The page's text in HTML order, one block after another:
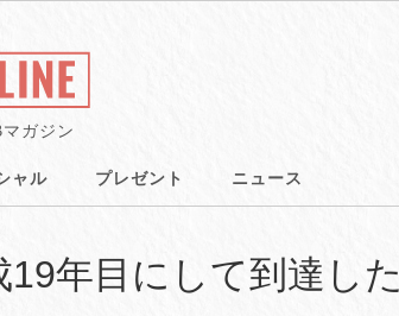
ガジン
ャル プレゼント ニュース
年目にして到達した